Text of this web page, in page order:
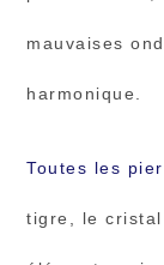
mauvaises
harmonique.
Toutes les
tigre, le